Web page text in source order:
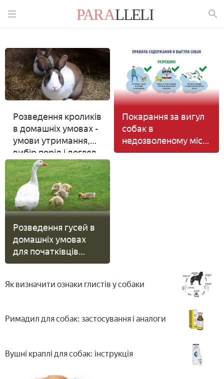
Розведення кроликів
в домашніх умовах -
умови утримання,
вибір порід і догляд
для початківців
Покарання за вигул
собак в
недозволеному місці
- види стягнень
Розведення гусей в
домашніх умовах
для початківців
фермерів - основи
гусеводства
Як визначити ознаки глистів у собаки
Римадил для собак: застосування і аналоги
Вушні краплі для собак: інструкція